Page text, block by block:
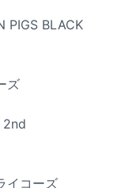
PIGS BLACK
ズ
2nd
イコーズ